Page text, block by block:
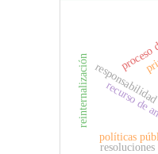
recurso
políticas
reinternalización